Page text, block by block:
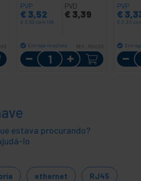
PVP
€ 3,52
€ 3,52 com IVA
PVD
€3,39
Entrega imediata REF: RX036
Quantidade
PVP
€
€ 3,33
estava procurando?
lo
ethernet RJ45